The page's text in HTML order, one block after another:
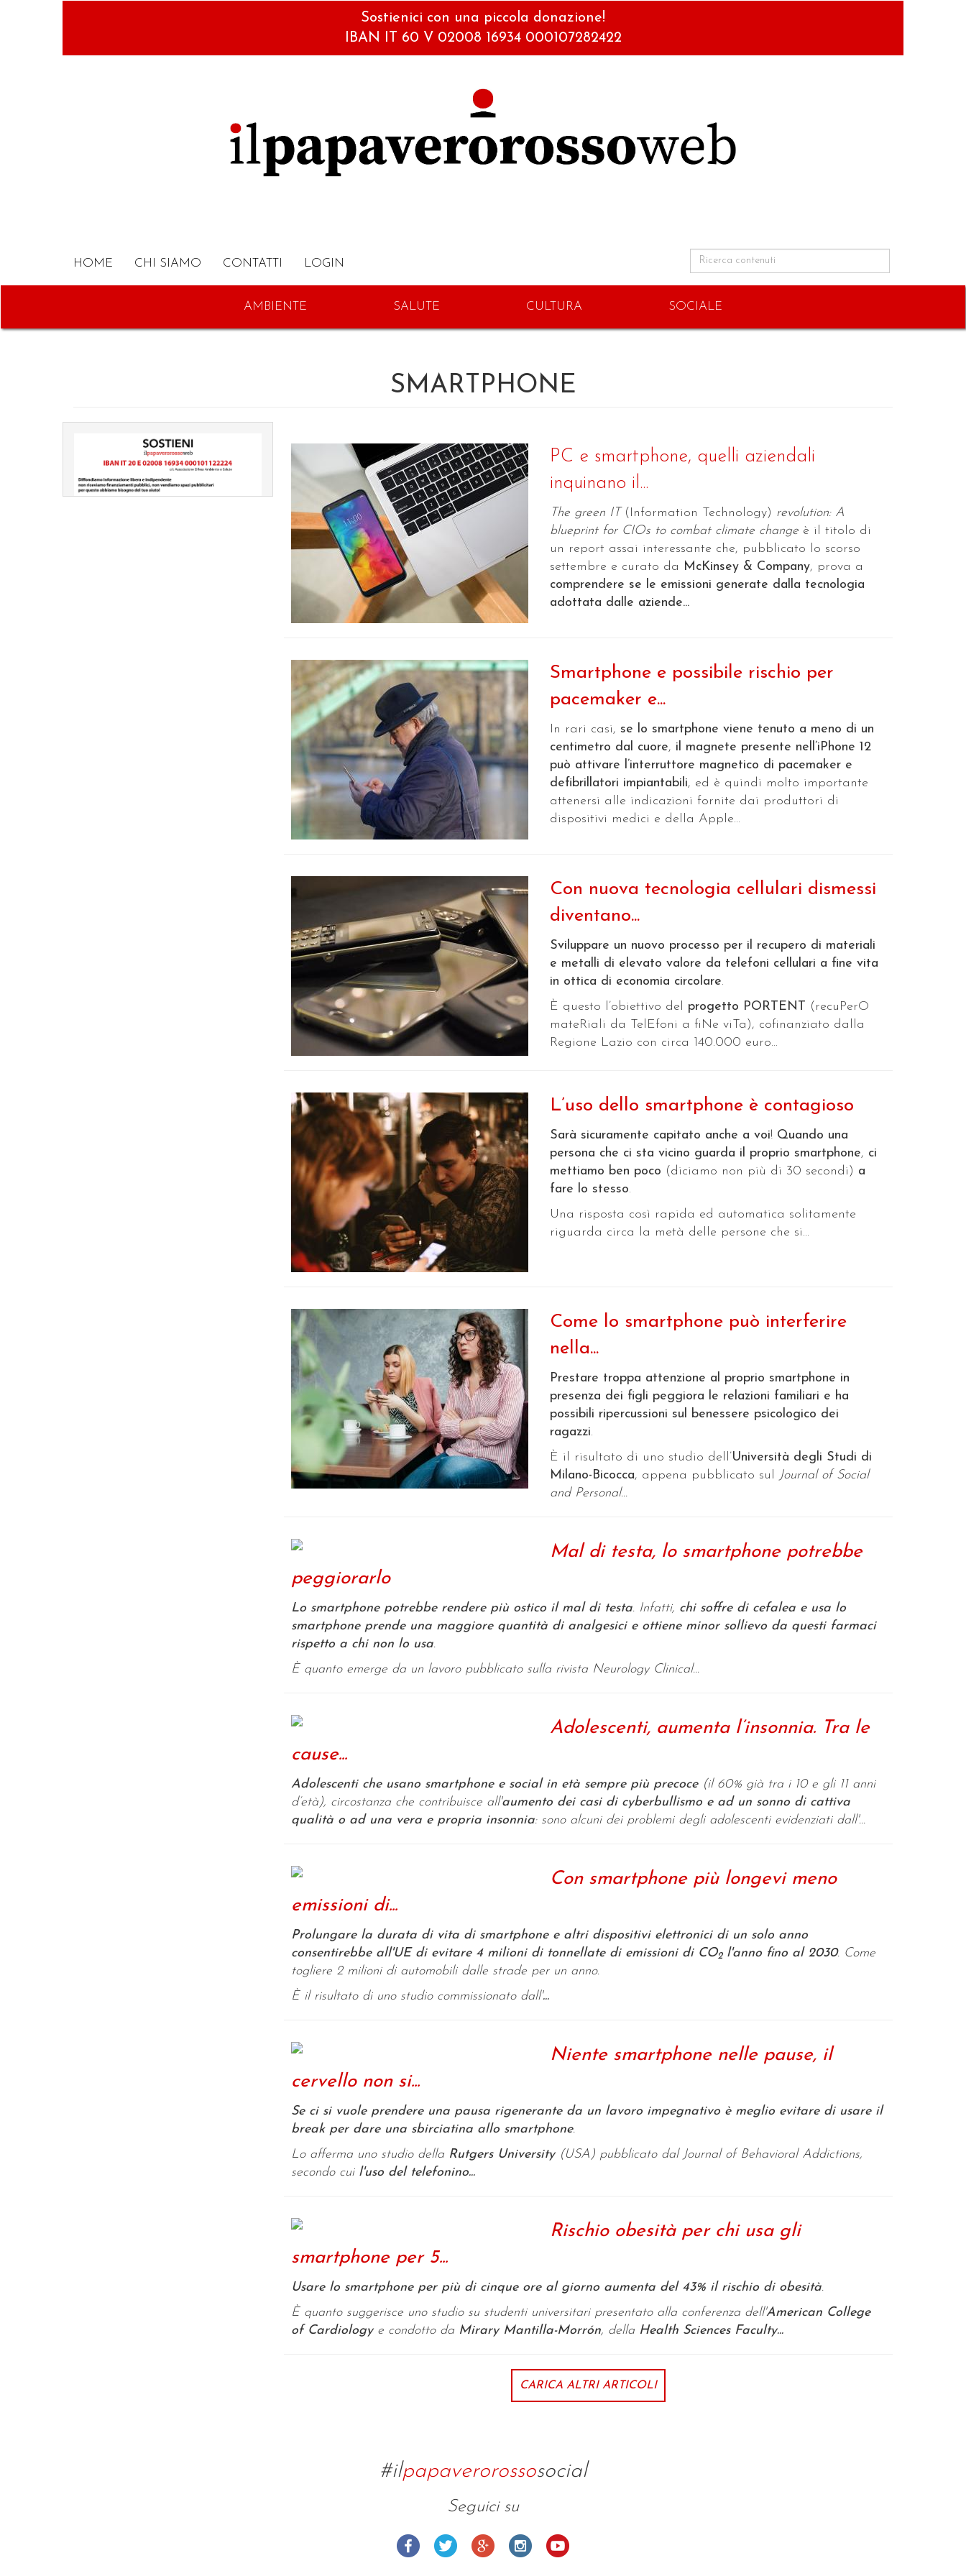
Sostienici con una piccola donazione!
IBAN IT 60 V 02008 16934 000107282422
HOME CHI SIAMO CONTATTI LOGIN
AMBIENTE SALUTE CULTURA SOCIALE
SMARTPHONE
PC e smartphone, quelli aziendali
inquinano il...
The green IT (Information Technology) revolution: A
blueprint for CIOs to combat climate changeè il titolo di
un report assai interessante che, pubblicato lo scorso
settembre e curato da McKinsey & Company, prova a
comprendere se le emissioni generate dalla tecnologia
adottata dalle aziende...
Smartphone e possibile rischio per
pacemaker e...
In rari casi, se lo smartphone viene tenuto a meno di un
centimetro dal cuore, il magnete presente nell’iPhone 12
può attivare l’interruttore magnetico di pacemaker e
defibrillatori impiantabili, ed è quindi molto importante
attenersi alle indicazioni fornite dai produttori di
dispositivi medici e della Apple...
Con nuova tecnologia cellulari dismessi
diventano...
Sviluppare un nuovo processo per il recupero di materiali
e metalli di elevato valore da telefoni cellulari a fine vita
in ottica di economia circolare.
È questo l’obiettivo del progetto PORTENT (recuPerO
mateRiali da TelEfoni a fiNe viTa), cofinanziato dalla
Regione Lazio con circa 140.000 euro...
L’uso dello smartphone è contagioso
Sarà sicuramente capitato anche a voi! Quando una
persona che ci sta vicino guarda il proprio smartphone, ci
mettiamo ben poco (diciamo non più di 30 secondi) a
fare lo stesso.
Una risposta così rapida ed automatica solitamente
riguarda circa la metà delle persone che si...
Come lo smartphone può interferire
nella...
Prestare troppa attenzione al proprio smartphone in
presenza dei figli peggiora le relazioni familiari e ha
possibili ripercussioni sul benessere psicologico dei
ragazzi.
È il risultato di uno studio dell’Università degli Studi di
Milano-Bicocca, appena pubblicato sul Journal of Social
and Personal...
Mal di testa, lo smartphone potrebbe
peggiorarlo
Lo smartphone potrebbe rendere più ostico il mal di testa. Infatti, chi soffre di cefalea e usa lo
smartphone prende una maggiore quantità di analgesici e ottiene minor sollievo da questi farmaci
rispetto a chi non lo usa.
È quanto emerge da un lavoro pubblicato sulla rivista Neurology Clinical...
Adolescenti, aumenta l’insonnia. Tra le
cause...
Adolescenti che usano smartphone e social in età sempre più precoce(il 60% già tra i 10 e gli 11 anni
d’età), circostanza che contribuisce all'aumento dei casi di cyberbullismo e ad un sonno di cattiva
qualità o ad una vera e propria insonnia: sono alcuni dei problemi degli adolescenti evidenziati dall'...
Con smartphone più longevi meno
emissioni di...
Prolungare la durata di vita di smartphone e altri dispositivi elettronici di un solo anno
consentirebbe all'UE di evitare 4 milioni di tonnellate di emissioni di CO2l'anno fino al 2030. Come
togliere 2 milioni di automobili dalle strade per un anno.
È il risultato di uno studio commissionato dall'...
Niente smartphone nelle pause, il
cervello non si...
Se ci si vuole prendere una pausa rigenerante da un lavoro impegnativo è meglio evitare di usare il
break per dare una sbirciatina allo smartphone.
Lo afferma uno studio della Rutgers University(USA) pubblicato dal Journal of Behavioral Addictions,
secondo cui l'uso del telefonino...
Rischio obesità per chi usa gli
smartphone per 5...
Usare lo smartphone per più di cinque ore al giorno aumenta del 43% il rischio di obesità.
È quanto suggerisce uno studio su studenti universitari presentato alla conferenza dell'American College
of Cardiologye condotto da Mirary Mantilla-Morrón, della Health Sciences Faculty...
CARICA ALTRI ARTICOLI
#ilpapaverorossosocial
Seguici su